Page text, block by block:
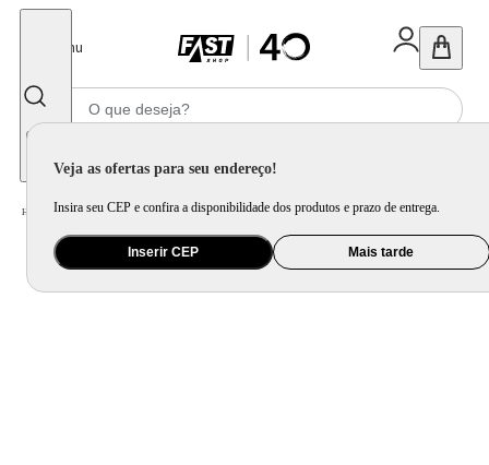
Menu
Veja as ofertas para seu endereço!
Insira seu CEP e confira a disponibilidade dos produtos e prazo de entrega.
Inserir CEP Mais tarde
Home Informática e Games / Periférico / Carregador, HD Externo, Powerbank e Mais